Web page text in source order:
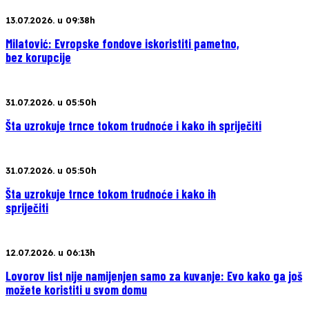
13.07.2026. u 09:38h
Milatović: Evropske fondove iskoristiti pametno,
bez korupcije
31.07.2026. u 05:50h
Šta uzrokuje trnce tokom trudnoće i kako ih spriječiti
31.07.2026. u 05:50h
Šta uzrokuje trnce tokom trudnoće i kako ih
spriječiti
12.07.2026. u 06:13h
Lovorov list nije namijenjen samo za kuvanje: Evo kako ga još
možete koristiti u svom domu